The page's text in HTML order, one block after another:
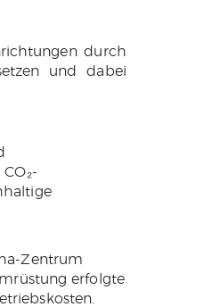
durch
und dabei
Zentrum
erfolgte